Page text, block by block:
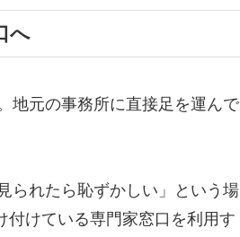
へ
地元の事務所に直接足を運んで
られたら恥ずかしい」という場
付けている専門家窓口を利用す